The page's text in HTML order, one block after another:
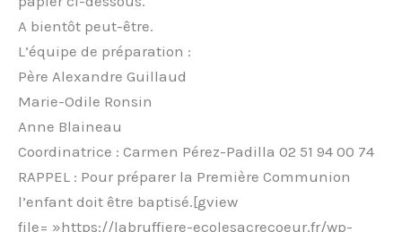
A bientôt peut-être.
L’équipe de préparation :
Père Alexandre Guillaud
Marie-Odile Ronsin
Anne Blaineau
Coordinatrice : Carmen Pérez-Padilla 02 51 94 00 74
RAPPEL : Pour préparer la Première Communion
l’enfant doit être baptisé.[gview
file= »https://labruffiere-ecolesacrecoeur.fr/wp-